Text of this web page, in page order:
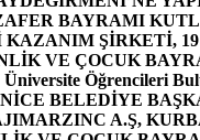
BAYRAMI
ŞİRKETİ,
VE ÇOCUK
Öğrencileri
BELEDİYE
MARZINC A.Ş,